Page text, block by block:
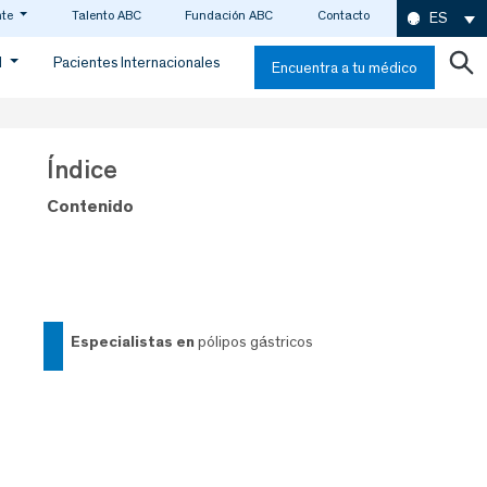
Talento ABC Fundación ABC Contacto ES
Pacientes Internacionales Encuentra a tu médico
Índice
Contenido
especialistas en pólipos gástricos